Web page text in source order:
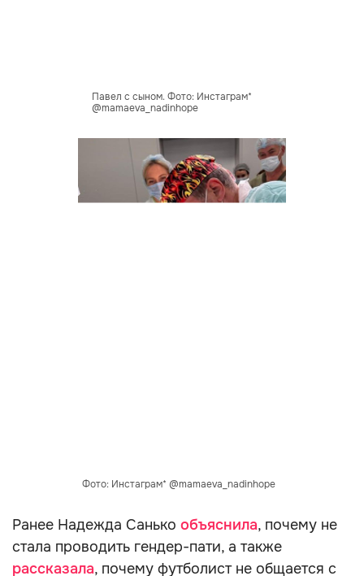
Павел с сыном. Фото: Инстаграм*
@mamaeva_nadinhope
Фото: Инстаграм* @mamaeva_nadinhope
Ранее Надежда Санько объяснила, почему не
стала проводить гендер-пати, а также
рассказала, почему футболист не общается с